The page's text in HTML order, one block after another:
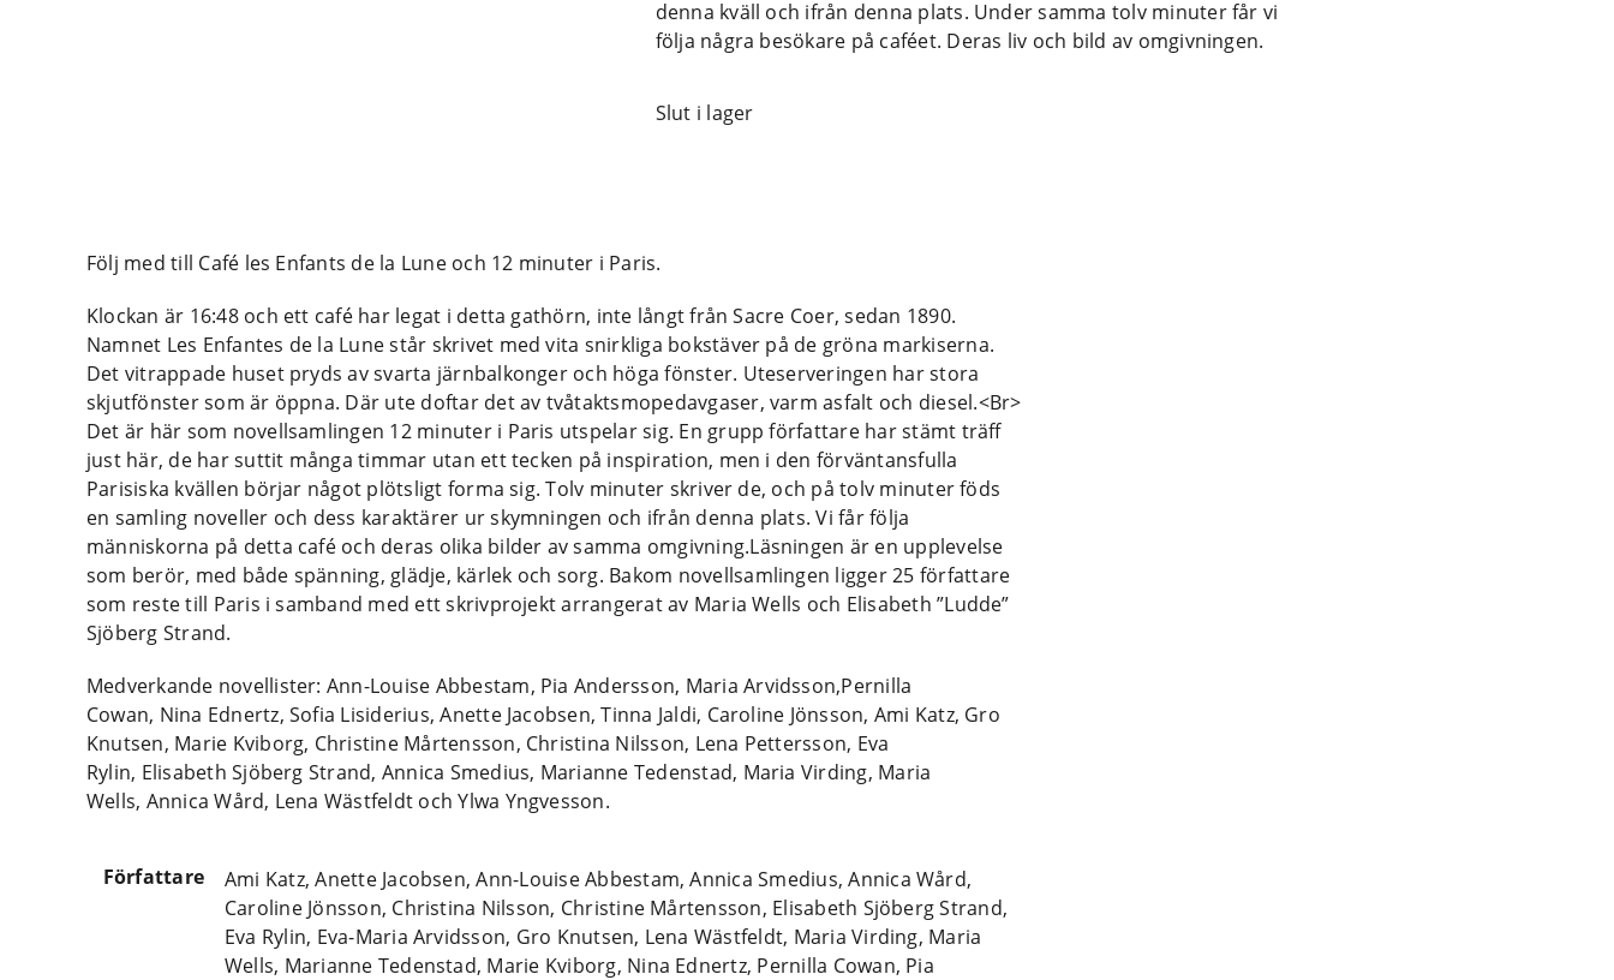
denna kväll och ifrån denna plats. Under samma tolv minuter får vi
följa några besökare på caféet. Deras liv och bild av omgivningen.
Slut i lager
Följ med till Café les Enfants de la Lune och 12 minuter i Paris.
Klockan är 16:48 och ett café har legat i detta gathörn, inte långt från Sacre Coer, sedan 1890.
Namnet Les Enfantes de la Lune står skrivet med vita snirkliga bokstäver på de gröna markiserna.
Det vitrappade huset pryds av svarta järnbalkonger och höga fönster. Uteserveringen har stora
skjutfönster som är öppna. Där ute doftar det av tvåtaktsmopedavgaser, varm asfalt och diesel.<Br>
Det är här som novellsamlingen 12 minuter i Paris utspelar sig. En grupp författare har stämt träff
just här, de har suttit många timmar utan ett tecken på inspiration, men i den förväntansfulla
Parisiska kvällen börjar något plötsligt forma sig. Tolv minuter skriver de, och på tolv minuter föds
en samling noveller och dess karaktärer ur skymningen och ifrån denna plats. Vi får följa
människorna på detta café och deras olika bilder av samma omgivning.Läsningen är en upplevelse
som berör, med både spänning, glädje, kärlek och sorg. Bakom novellsamlingen ligger 25 författare
som reste till Paris i samband med ett skrivprojekt arrangerat av Maria Wells och Elisabeth ”Ludde”
Sjöberg Strand.
Medverkande novellister: Ann-Louise Abbestam, Pia Andersson, Maria Arvidsson,Pernilla
Cowan, Nina Ednertz, Sofia Lisiderius, Anette Jacobsen, Tinna Jaldi, Caroline Jönsson, Ami Katz, Gro
Knutsen, Marie Kviborg, Christine Mårtensson, Christina Nilsson, Lena Pettersson, Eva
Rylin, Elisabeth Sjöberg Strand, Annica Smedius, Marianne Tedenstad, Maria Virding, Maria
Wells, Annica Wård, Lena Wästfeldt och Ylwa Yngvesson.
Författare
Ami Katz, Anette Jacobsen, Ann-Louise Abbestam, Annica Smedius, Annica Wård,
Caroline Jönsson, Christina Nilsson, Christine Mårtensson, Elisabeth Sjöberg Strand,
Eva Rylin, Eva-Maria Arvidsson, Gro Knutsen, Lena Wästfeldt, Maria Virding, Maria
Wells, Marianne Tedenstad, Marie Kviborg, Nina Ednertz, Pernilla Cowan, Pia